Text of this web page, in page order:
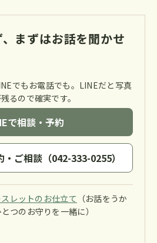
まずはお話を聞かせ
でもお電話でも。LINEだと写真
るので確実です。
で相談・予約
ご相談（042-333-0255）
レットのお仕立て （お話をうか
つのお守りを一緒に）